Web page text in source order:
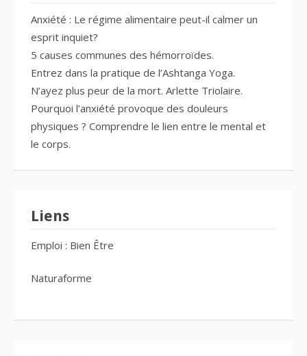
Anxiété : Le régime alimentaire peut-il calmer un
esprit inquiet?
5 causes communes des hémorroïdes.
Entrez dans la pratique de l’Ashtanga Yoga.
N’ayez plus peur de la mort. Arlette Triolaire.
Pourquoi l’anxiété provoque des douleurs
physiques ? Comprendre le lien entre le mental et
le corps.
Liens
Emploi : Bien Être
Naturaforme